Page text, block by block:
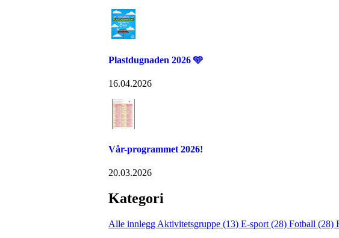
Plastdugnaden 2026 🩵
16.04.2026
Vår-programmet 2026!
20.03.2026
Kategori
Alle innlegg Aktivitetsgruppe (13) E-sport (28) Fotball (28)